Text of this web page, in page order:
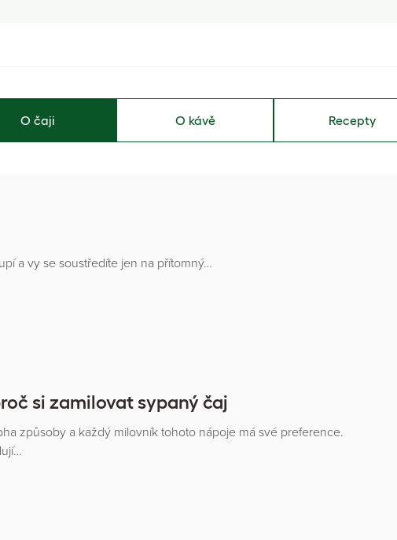
O čaji O kávě Recepty
a vy se soustředíte jen na přítomný…
si zamilovat sypaný čaj
způsoby a každý milovník tohoto nápoje má své preference.